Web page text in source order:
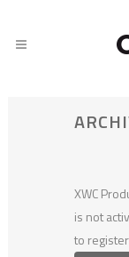
XWC
is not
to